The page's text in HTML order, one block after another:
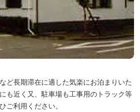
ど長期滞在に適した気楽にお泊まりいた
も近く又、駐車場も工事用のトラック等
ご利用ください。